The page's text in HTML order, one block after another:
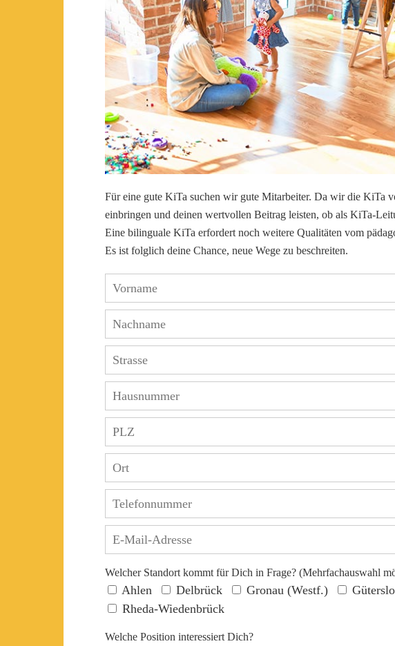
Für eine gute KiTa suchen wir gute Mitarbeiter. Da wir die KiTa
einbringen und deinen wertvollen Beitrag leisten, ob als KiTa-
Eine bilinguale KiTa erfordert noch weitere Qualitäten vom
Es ist folglich deine Chance, neue Wege zu beschreiten.
Welcher Standort kommt für Dich in Frage? (Mehrfachauswahl
Ahlen Delbrück Gronau (Westf.)
Rheda-Wiedenbrück
Welche Position interessiert Dich?